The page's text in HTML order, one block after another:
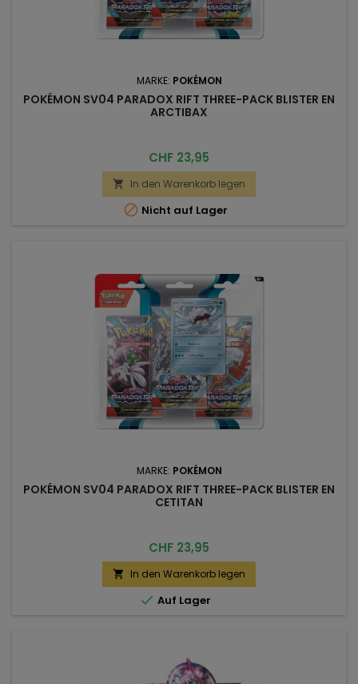
MARKE: POKÉMON
POKÉMON SV04 PARADOX RIFT THREE-PACK BLISTER EN
ARCTIBAX
Preis
CHF 23,95
 In den Warenkorb legen
 Nicht auf Lager
MARKE: POKÉMON
POKÉMON SV04 PARADOX RIFT THREE-PACK BLISTER EN
CETITAN
Preis
CHF 23,95
 In den Warenkorb legen
 Auf Lager